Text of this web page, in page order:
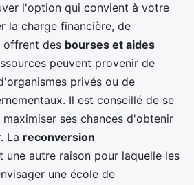
l'option qui convient à votre
la charge financière, de
offrent des bourses et aides
peuvent provenir de
privés ou de
Il est conseillé de se
ses chances d'obtenir
La reconversion
une autre raison pour laquelle les
une école de